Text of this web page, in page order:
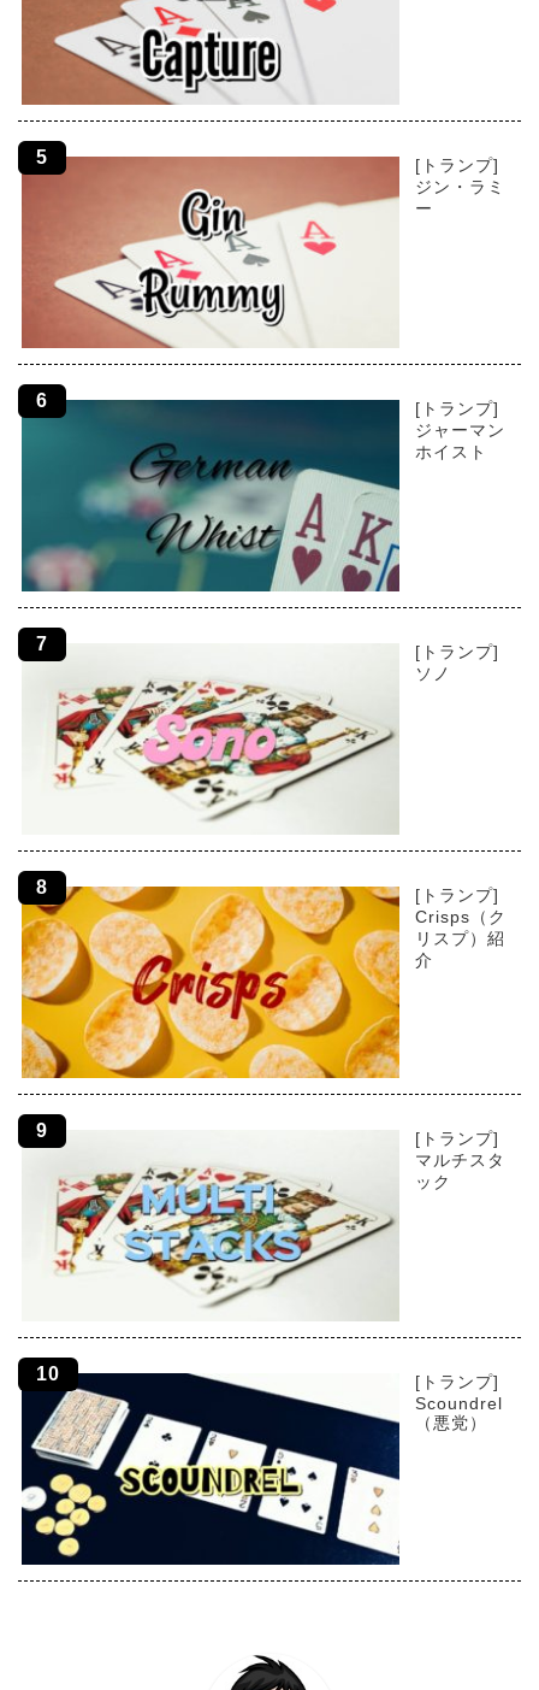
[トランプ]
ジン・ラミ
ー
[トランプ]
ジャーマン
ホイスト
[トランプ]
ソノ
[トランプ]
Crisps（ク
リスプ）紹
介
[トランプ]
マルチスタ
ック
[トランプ]
Scoundrel
（悪党）